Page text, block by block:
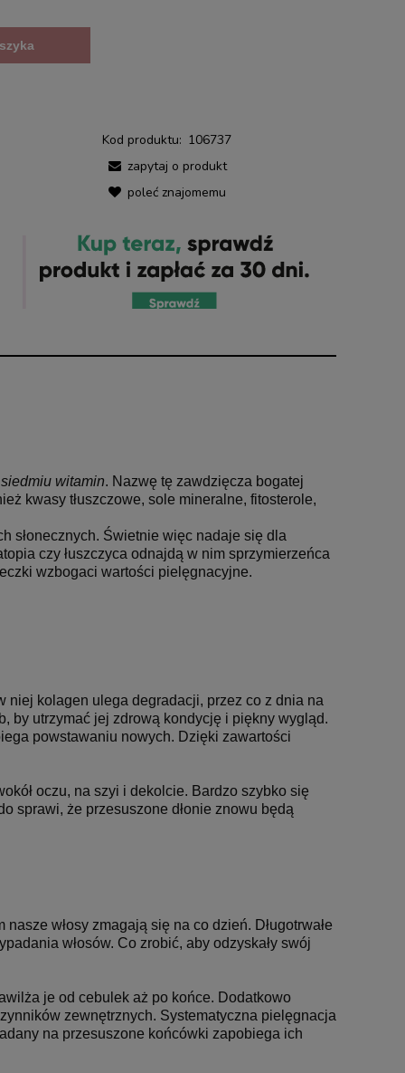
Kod produktu: 106737
zapytaj o produkt
poleć znajomemu
witamin. Nazwę tę zawdzięcza bogatej
kwasy tłuszczowe, sole mineralne, fitosterole,
słonecznych. Świetnie więc nadaje się dla
czy łuszczyca odnajdą w nim sprzymierzeńca
wzbogaci wartości pielęgnacyjne.
niej kolagen ulega degradacji, przez co z dnia na
by utrzymać jej zdrową kondycję i piękny wygląd.
powstawaniu nowych. Dzięki zawartości
oczu, na szyi i dekolcie. Bardzo szybko się
sprawi, że przesuszone dłonie znowu będą
włosy zmagają się na co dzień. Długotrwałe
włosów. Co zrobić, aby odzyskały swój
je od cebulek aż po końce. Dodatkowo
zewnętrznych. Systematyczna pielęgnacja
na przesuszone końcówki zapobiega ich